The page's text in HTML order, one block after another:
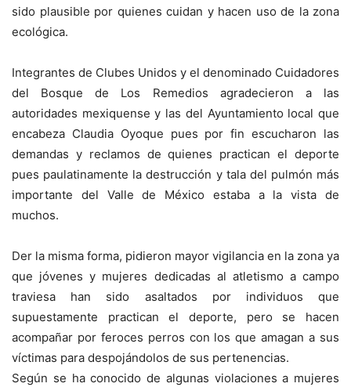
sido plausible por quienes cuidan y hacen uso de la zona
ecológica.
Integrantes de Clubes Unidos y el denominado Cuidadores
del Bosque de Los Remedios agradecieron a las
autoridades mexiquense y las del Ayuntamiento local que
encabeza Claudia Oyoque pues por fin escucharon las
demandas y reclamos de quienes practican el deporte
pues paulatinamente la destrucción y tala del pulmón más
importante del Valle de México estaba a la vista de
muchos.
Der la misma forma, pidieron mayor vigilancia en la zona ya
que jóvenes y mujeres dedicadas al atletismo a campo
traviesa han sido asaltados por individuos que
supuestamente practican el deporte, pero se hacen
acompañar por feroces perros con los que amagan a sus
víctimas para despojándolos de sus pertenencias.
Según se ha conocido de algunas violaciones a mujeres